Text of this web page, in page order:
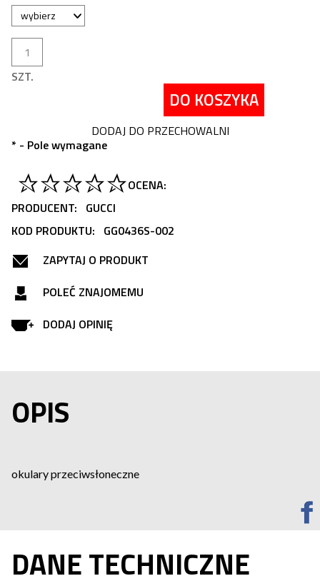
SZT.
DO KOSZYKA
DODAJ DO PRZECHOWALNI
* - Pole wymagane
OCENA:
PRODUCENT: GUCCI
KOD PRODUKTU: GG0436S-002
ZAPYTAJ O PRODUKT
POLEĆ ZNAJOMEMU
DODAJ OPINIĘ
OPIS
okulary przeciwsłoneczne
DANE TECHNICZNE